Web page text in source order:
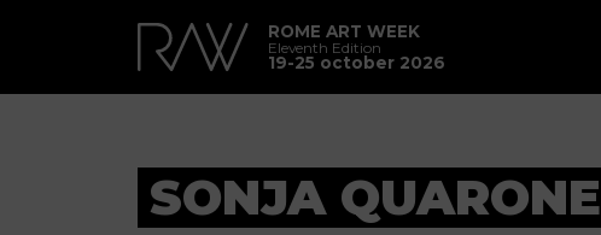
ROME ART WEEK
Eleventh Edition
19-25 october 2026
SONJA QUARONE